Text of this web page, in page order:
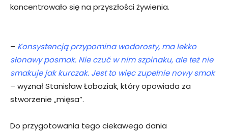
koncentrowało się na przyszłości żywienia.
– Konsystencją przypomina wodorosty, ma lekko
słonawy posmak. Nie czuć w nim szpinaku, ale też nie
smakuje jak kurczak. Jest to więc zupełnie nowy smak
– wyznał Stanisław Łoboziak, który opowiada za
stworzenie „mięsa”.
Do przygotowania tego ciekawego dania